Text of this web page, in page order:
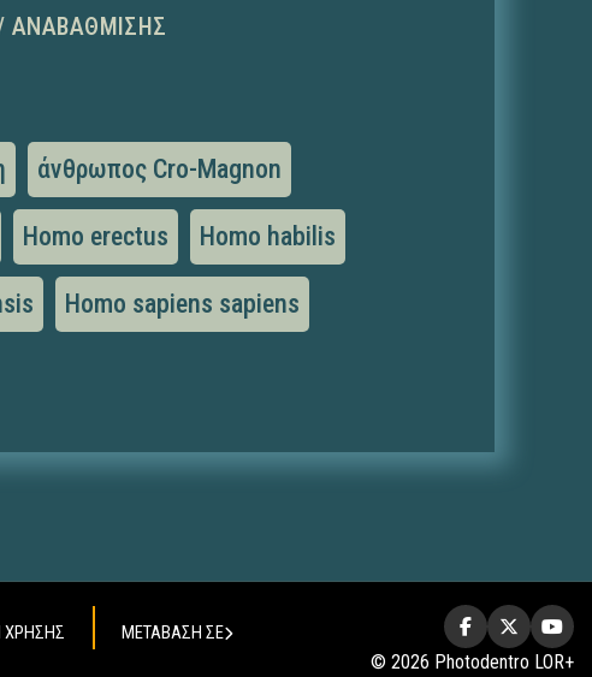
ΑΝΑΒΆΘΜΙΣΗΣ
άνθρωπος Cro-Magnon
Homo erectus Homo habilis
Homo sapiens sapiens
ΧΡΗΣΗΣ ΜΕΤΑΒΑΣΗ ΣΕ
© 2026 Photodentro LOR+